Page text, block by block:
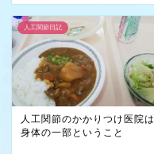
人工関節日記
人工関節のかかりつけ医院は
身体の一部ということ